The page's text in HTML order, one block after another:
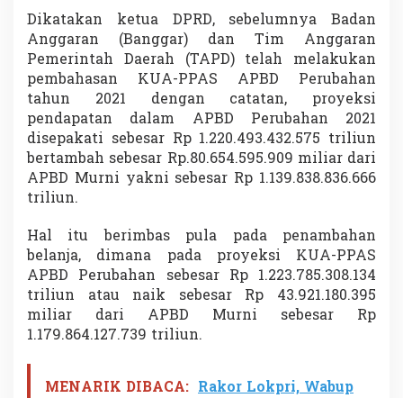
i
a
r
L
e
i
h
Dikatakan ketua DPRD, sebelumnya Badan
Anggaran (Banggar) dan Tim Anggaran
Pemerintah Daerah (TAPD) telah melakukan
pembahasan KUA-PPAS APBD Perubahan
tahun 2021 dengan catatan, proyeksi
pendapatan dalam APBD Perubahan 2021
disepakati sebesar Rp 1.220.493.432.575 triliun
bertambah sebesar Rp.80.654.595.909 miliar dari
APBD Murni yakni sebesar Rp 1.139.838.836.666
triliun.
Hal itu berimbas pula pada penambahan
belanja, dimana pada proyeksi KUA-PPAS
APBD Perubahan sebesar Rp 1.223.785.308.134
triliun atau naik sebesar Rp 43.921.180.395
miliar dari APBD Murni sebesar Rp
1.179.864.127.739 triliun.
MENARIK DIBACA: Rakor Lokpri, Wabup